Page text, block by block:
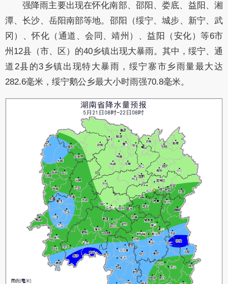
强降雨主要出现在怀化南部、邵阳、娄底、益阳、湘
潭、长沙、岳阳南部等地。邵阳（绥宁、城步、新宁、武
冈）、怀化（通道、会同、靖州）、益阳（安化）等6市
州12县（市、区）的40乡镇出现大暴雨。其中，绥宁、通
道2县的3乡镇出现特大暴雨，绥宁寨市乡雨量最大达
282.6毫米，绥宁鹅公乡最大小时雨强70.8毫米。